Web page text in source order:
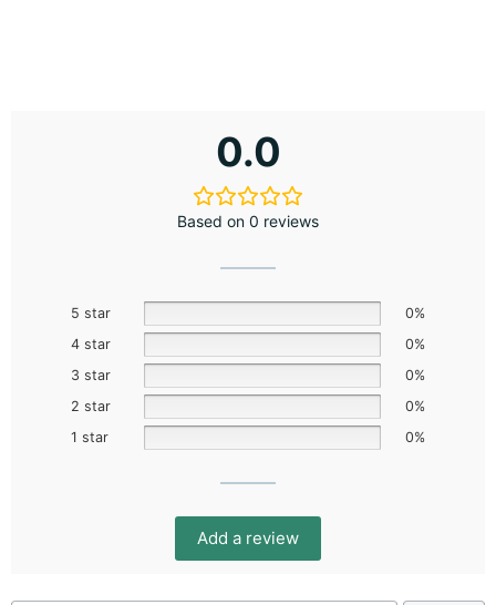
0.0
Based on 0 reviews
5 star
0%
4 star
0%
3 star
0%
2 star
0%
1 star
0%
Add a review